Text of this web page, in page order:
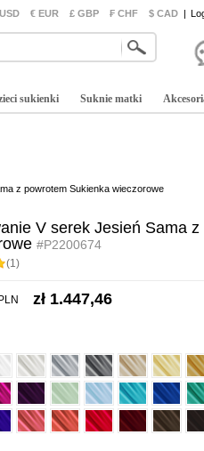
€ EUR £ GBP ₣ CHF $ CAD |
sukienki Suknie matki
z powrotem Sukienka wieczorowe
V serek Jesień Sama
#P2200674
(1)
PLN zł 1.447,46